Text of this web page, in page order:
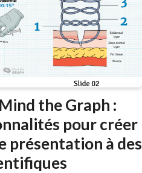
the Graph :
pour créer
présentation à des